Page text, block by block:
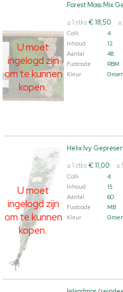
U moet
ingelogd zijn
om te kunnen
kopen.
Forest Moss Mix
≥ 1 stks€ 18,50
Colli 4
Inhoud
12
Aantal
48
Fustcode
RBM
Kleur
Groen
Forest Moss Mix
U moet ingelogd zijn om
in te loggen.
U moet
ingelogd zijn
om te kunnen
kopen.
Helix Ivy
≥ 1 stks€ 11,00 ≥
Colli 4
Inhoud
15
Aantal
60
Fustcode
MB
Kleur
Groen
Helix Ivy Gepreserveerd
U moet ingelogd zijn om
in te loggen.